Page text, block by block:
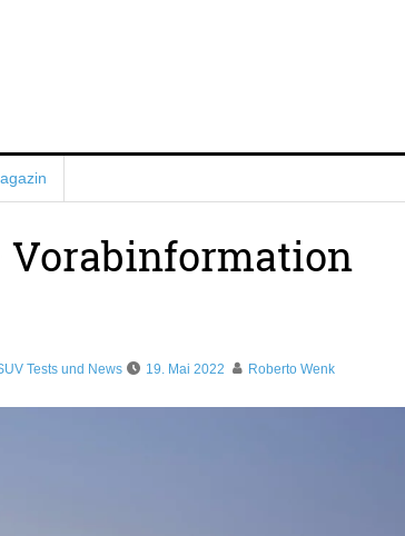
Vorabinformation
Tests und News 19. Mai 2022 Roberto Wenk